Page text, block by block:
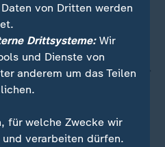
von Dritten werden
Drittsysteme:Wir
und Dienste von
anderem um das Teilen
für welche Zwecke wir
verarbeiten dürfen.